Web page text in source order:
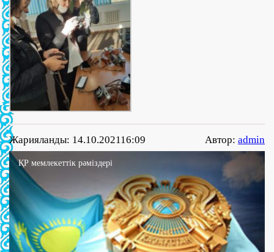
Жарияланды: 14.10.202116:09 Автор: admin
ҚР мемлекеттік рәміздері